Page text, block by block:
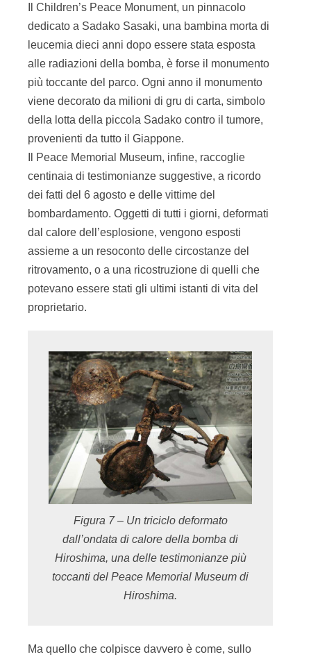
Il Children’s Peace Monument, un pinnacolo
dedicato a Sadako Sasaki, una bambina morta di
leucemia dieci anni dopo essere stata esposta
alle radiazioni della bomba, è forse il monumento
più toccante del parco. Ogni anno il monumento
viene decorato da milioni di gru di carta, simbolo
della lotta della piccola Sadako contro il tumore,
provenienti da tutto il Giappone.
Il Peace Memorial Museum, infine, raccoglie
centinaia di testimonianze suggestive, a ricordo
dei fatti del 6 agosto e delle vittime del
bombardamento. Oggetti di tutti i giorni, deformati
dal calore dell’esplosione, vengono esposti
assieme a un resoconto delle circostanze del
ritrovamento, o a una ricostruzione di quelli che
potevano essere stati gli ultimi istanti di vita del
proprietario.
Figura 7 – Un triciclo deformato
dall’ondata di calore della bomba di
Hiroshima, una delle testimonianze più
toccanti del Peace Memorial Museum di
Hiroshima.
Ma quello che colpisce davvero è come, sullo